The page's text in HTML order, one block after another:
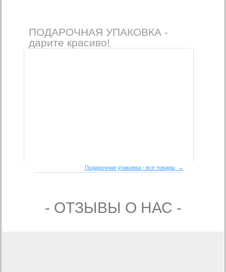
ПОДАРОЧНАЯ УПАКОВКА -
дарите красиво!
Подарочная упаковка - все товары →
- ОТЗЫВЫ О НАС -